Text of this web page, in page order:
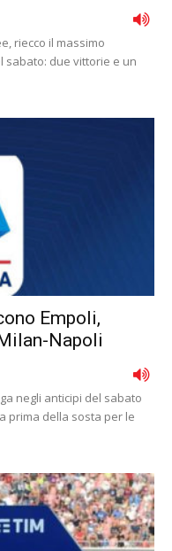
riecco il massimo
sabato: due vittorie e un
Empoli,
Napoli
negli anticipi del sabato
prima della sosta per le